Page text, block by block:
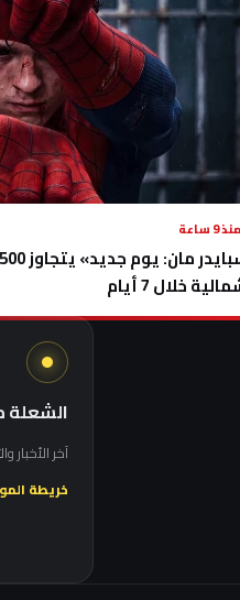
9 ساعة
خلال 7 أيام
آخر الأخبار
خريطة